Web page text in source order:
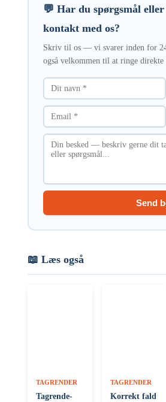
💬 Har du spørgsmål
kontakt med os?
Skriv til os — vi svarer inden for
også velkommen til at ringe direkte
Send
📖 Læs også
TAGRENDER
Tagrende-
TAGRENDER
Korrekt fald